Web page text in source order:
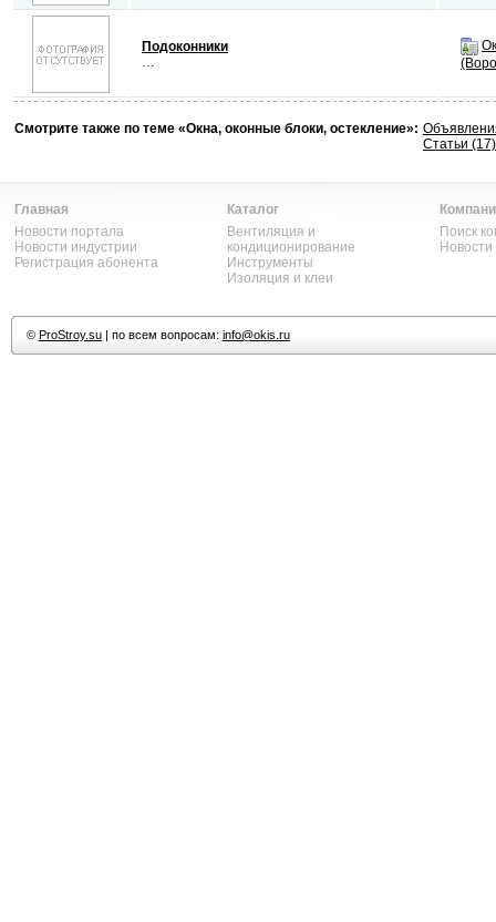
Подоконники
…
Смотрите также по теме «Окна, оконные блоки, остекление»:
Статьи (17)
Главная
Новости портала
Новости индустрии
Регистрация абонента
Каталог
Вентиляция и
кондиционирование
Инструменты
Изоляция и клеи
Поиск
© ProStroy.su| по всем вопросам: info@okis.ru